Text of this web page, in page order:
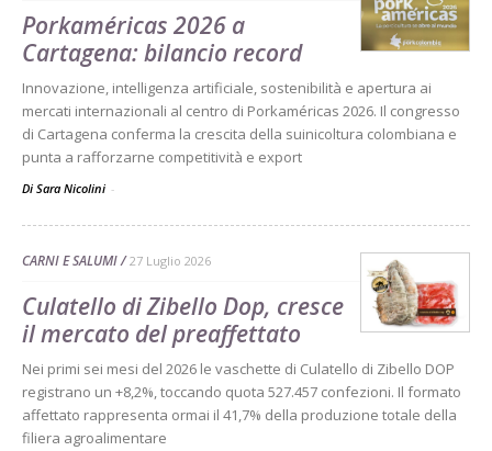
Porkaméricas 2026 a
Cartagena: bilancio record
Innovazione, intelligenza artificiale, sostenibilità e apertura ai
mercati internazionali al centro di Porkaméricas 2026. Il congresso
di Cartagena conferma la crescita della suinicoltura colombiana e
punta a rafforzarne competitività e export
Di Sara Nicolini -
CARNI E SALUMI 27 Luglio 2026
Culatello di Zibello Dop, cresce
il mercato del preaffettato
Nei primi sei mesi del 2026 le vaschette di Culatello di Zibello DOP
registrano un +8,2%, toccando quota 527.457 confezioni. Il formato
affettato rappresenta ormai il 41,7% della produzione totale della
filiera agroalimentare